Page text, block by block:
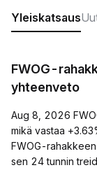
Yleiskatsaus
FWOG-
yhteenveto
Aug 8, 2026
mikä vastaa
FWOG-
sen 24 tunnin